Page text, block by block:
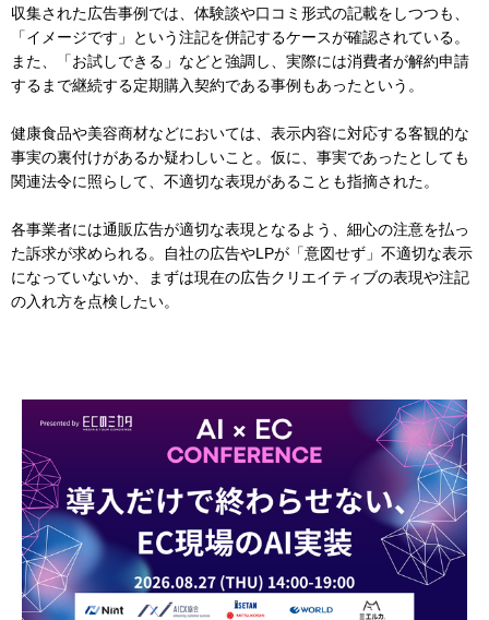
収集された広告事例では、体験談や口コミ形式の記載をしつつも、
「イメージです」という注記を併記するケースが確認されている。
また、「お試しできる」などと強調し、実際には消費者が解約申請
するまで継続する定期購入契約である事例もあったという。
健康食品や美容商材などにおいては、表示内容に対応する客観的な
事実の裏付けがあるか疑わしいこと。仮に、事実であったとしても
関連法令に照らして、不適切な表現があることも指摘された。
各事業者には通販広告が適切な表現となるよう、細心の注意を払っ
た訴求が求められる。自社の広告やLPが「意図せず」不適切な表示
になっていないか、まずは現在の広告クリエイティブの表現や注記
の入れ方を点検したい。